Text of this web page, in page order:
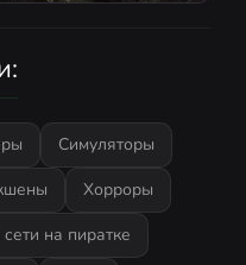
Симуляторы
Хорроры
на пиратке